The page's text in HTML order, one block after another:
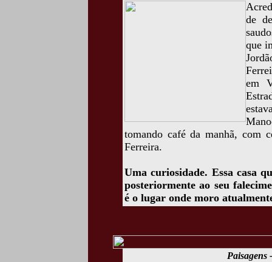
de
que
em
tomando café da manhã, com
Ferreira.
Uma curiosidade. Essa casa
posteriormente ao seu
é o lugar onde moro
Paisagens